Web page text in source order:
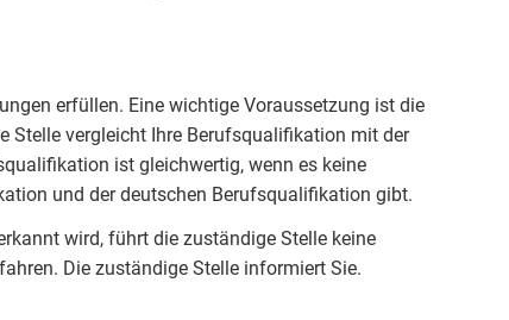
erfüllen. Eine wichtige Voraussetzung ist die
Stelle vergleicht Ihre Berufsqualifikation mit der
ist gleichwertig, wenn es keine
und der deutschen Berufsqualifikation gibt.
wird, führt die zuständige Stelle keine
Die zuständige Stelle informiert Sie.